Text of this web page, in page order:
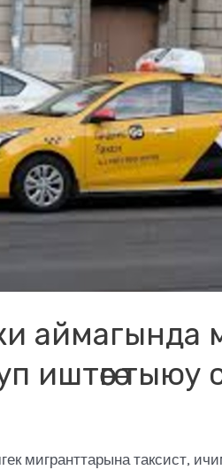
аймагында
иштөөгө
мигранттарына таксист,